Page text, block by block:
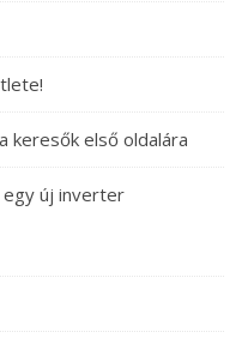
keresők első oldalára
egy új inverter